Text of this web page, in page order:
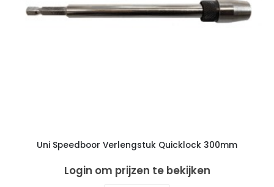
Uni Speedboor Verlengstuk Quicklock 300mm
Login om prijzen te bekijken